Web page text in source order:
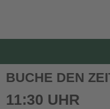
BUCHE DEN
11:30 UHR